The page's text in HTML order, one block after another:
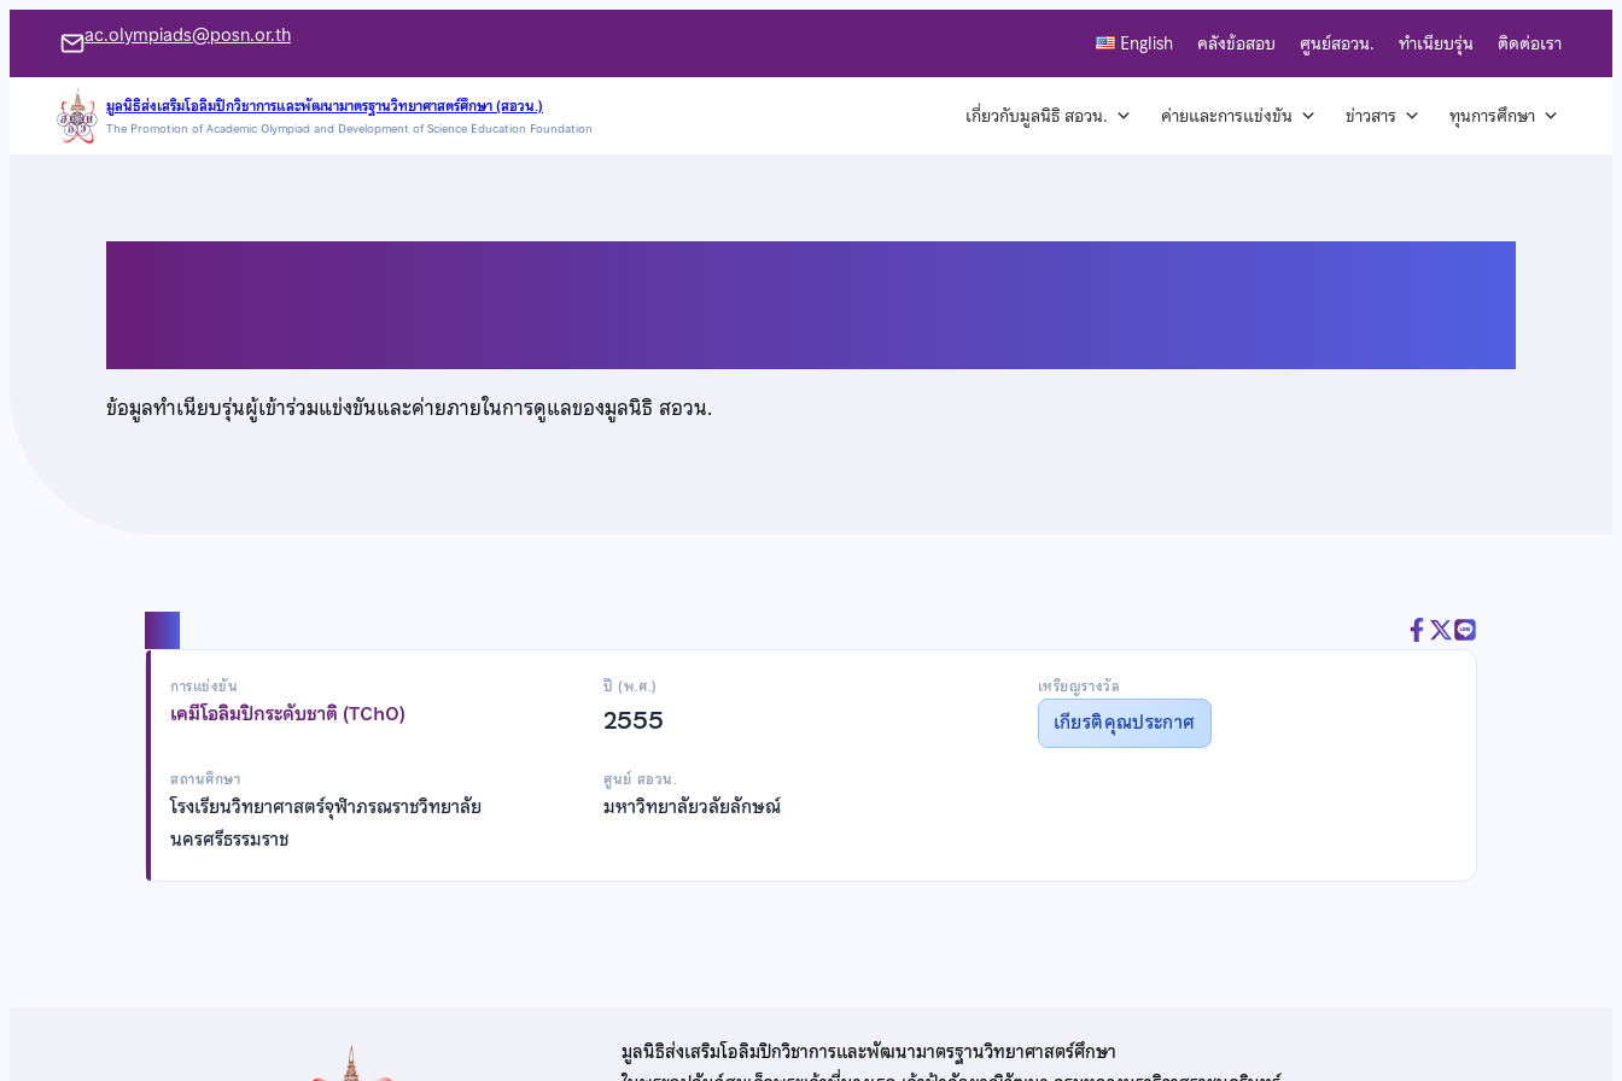
เนื้อหา
ac.olympiads@posn.or.th English คลังข้อสอบ ศูนย์สอวน. ทำเนียบรุ่น ติดต่อเรา
มูลนิธิส่งเสริมโอลิมปิกวิชาการและพัฒนามาตรฐานวิทยาศาสตร์ศึกษา (สอวน.)
The Promotion of Academic Olympiad and Development of Science Education Foundation เกี่ยวกับมูลนิธิ สอวน. ค่ายและการแข่งขัน ข่าวสาร ทุนการศึกษา
ข้อมูลทำเนียบรุ่นผู้เข้าร่วมแข่งขันและค่ายภายในการดูแลของมูลนิธิ สอวน.
การแข่งขัน
เคมีโอลิมปิกระดับชาติ (TChO)
ปี (พ.ศ.)
2555
เหรียญรางวัล
เกียรติคุณประกาศ
สถานศึกษา
โรงเรียนวิทยาศาสตร์จุฬาภรณราชวิทยาลัย
นครศรีธรรมราช
ศูนย์ สอวน.
มหาวิทยาลัยวลัยลักษณ์
มูลนิธิส่งเสริมโอลิมปิกวิชาการและพัฒนามาตรฐานวิทยาศาสตร์ศึกษา